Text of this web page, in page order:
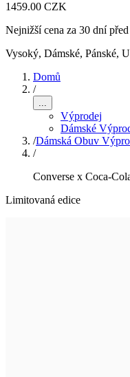
1459.00 CZK
Nejnižší cena za 30 dní
Vysoký, Dámské, Pánské,
Domů
/
...
Výprodej
Dámské
/Dámská Obuv
/
Converse x Coca-
Limitovaná edice